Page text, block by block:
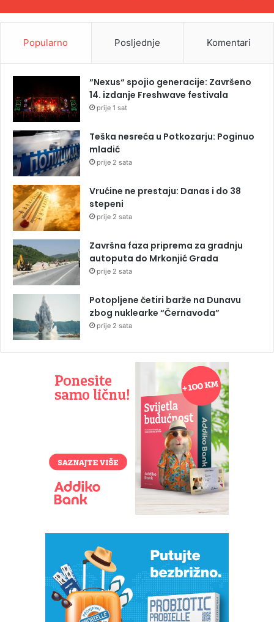
Popularno Posljednje Komentari
“Nexus“ spojio generacije: Završeno
14. izdanje Freshwave festivala
prije 1 sat
Teška nesreća u Potkozarju: Poginuo
mladić
prije 2 sata
Vrućine ne prestaju: Danas i do 38
stepeni
prije 2 sata
Završna faza priprema za gradnju
autoputa do Mrkonjić Grada
prije 2 sata
Potopljene četiri barže na Dunavu
zbog nuklearke “Černavoda”
prije 2 sata